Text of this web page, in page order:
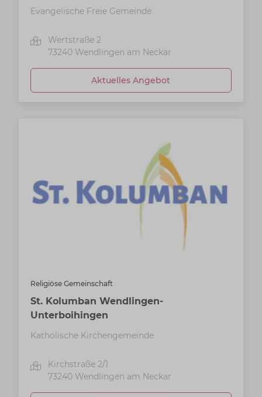
Evangelische Freie Gemeinde
Wertstraße 2
73240 Wendlingen am Neckar
Aktuelles Angebot
Religiöse Gemeinschaft
St. Kolumban Wendlingen-
Unterboihingen
Katholische Kirchengemeinde
Kirchstraße 2/1
73240 Wendlingen am Neckar